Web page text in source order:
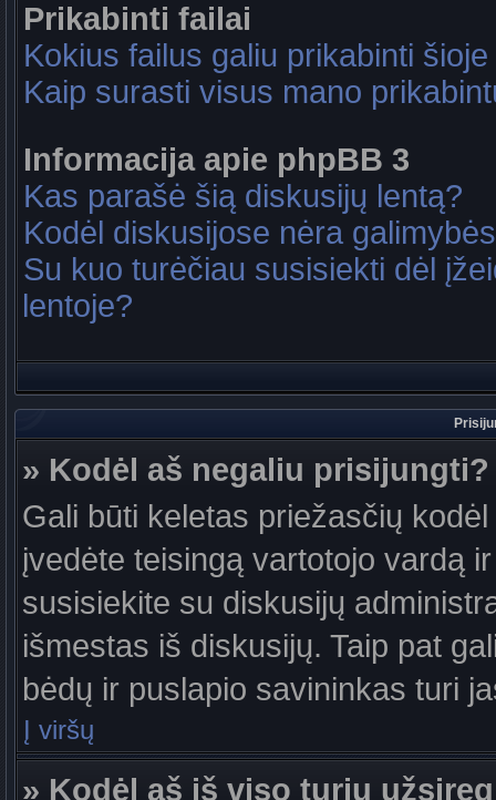
Prikabinti failai
Kokius failus galiu prikabinti
Kaip surasti visus mano
Informacija apie phpBB 3
Kas parašė šią diskusijų lentą?
Kodėl diskusijose nėra
Su kuo turėčiau susisiekti dėl
lentoje?
» Kodėl aš negaliu prisijungti?
Gali būti keletas priežasčių
įvedėte teisingą vartotojo vardą
susisiekite su diskusijų
išmestas iš diskusijų. Taip pat
bėdų ir puslapio savininkas turi
Į viršų
» Kodėl aš iš viso turiu